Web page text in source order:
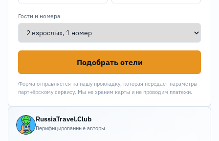
Гости и номера
Подобрать отели
Форма отправляется на нашу прокладку, которая передаёт параметры
партнёрскому сервису. Мы не храним карты и не проводим платежи.
RussiaTravel.Club
Верифицированные авторы